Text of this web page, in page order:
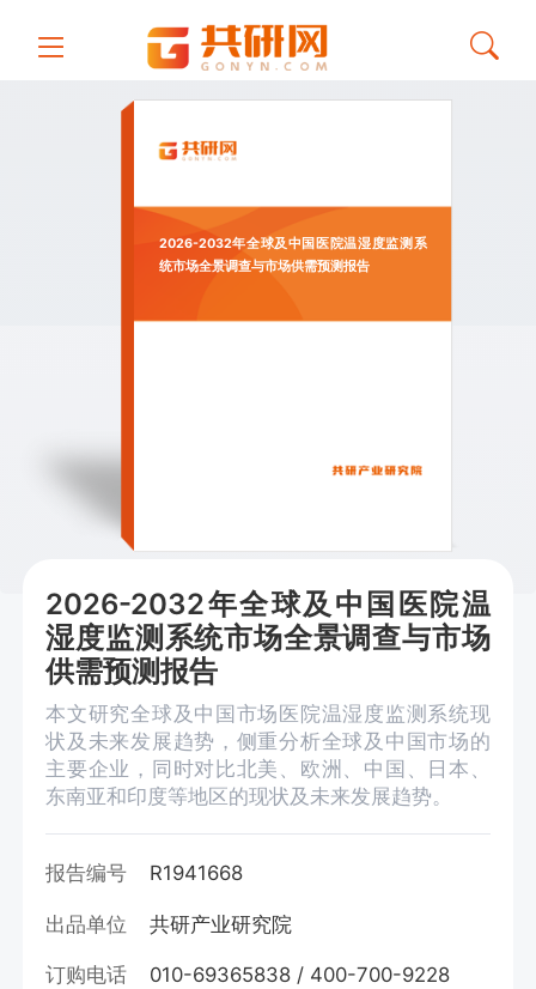
2026-2032年全球及中国医院温湿度监测系
统市场全景调查与市场供需预测报告
2026-2032年全球及中国医院温
湿度监测系统市场全景调查与市场
供需预测报告
本文研究全球及中国市场医院温湿度监测系统现
状及未来发展趋势，侧重分析全球及中国市场的
主要企业，同时对比北美、欧洲、中国、日本、
东南亚和印度等地区的现状及未来发展趋势。
报告编号 R1941668
出品单位 共研产业研究院
订购电话 010-69365838 / 400-700-9228